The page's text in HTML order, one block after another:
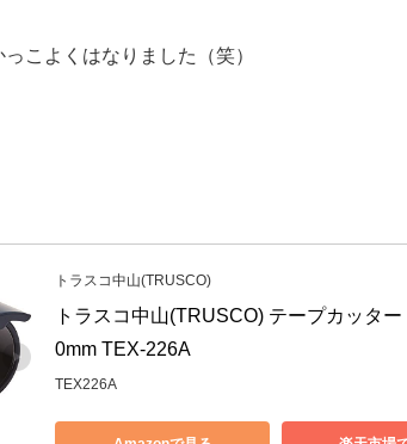
こよくはなりました（笑）
トラスコ中山(TRUSCO)
トラスコ中山(TRUSCO) テープカッタ
0mm TEX-226A
TEX226A